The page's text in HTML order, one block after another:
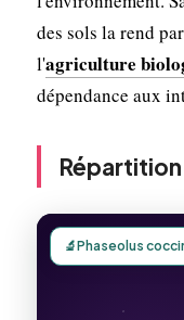
des sols la rend
l'agriculture
dépendance aux